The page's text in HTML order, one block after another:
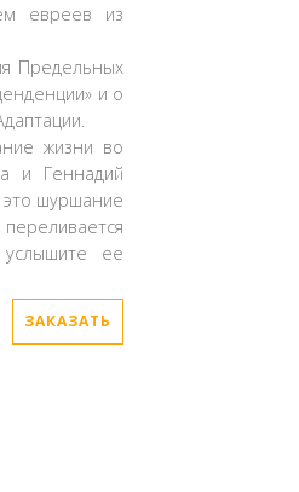
евреев из
Предельных
и о
жизни во
и Геннадий
это шуршание
ее
ЗАКАЗАТЬ